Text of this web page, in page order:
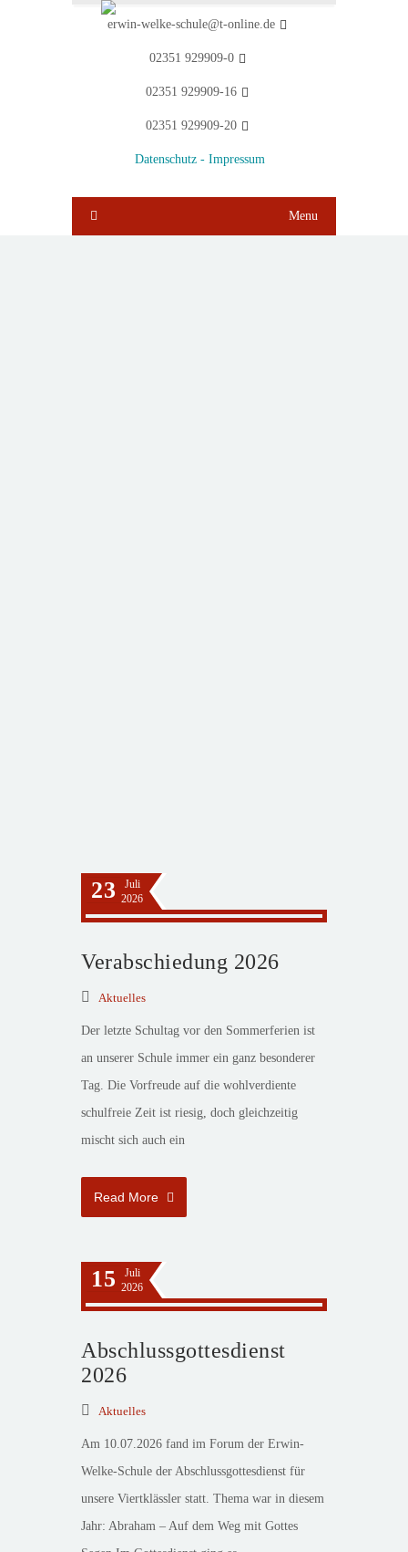
erwin-welke-schule@t-online.de
02351 929909-0
02351 929909-16
02351 929909-20
Datenschutz - Impressum
Menu
23
Juli
2026
Verabschiedung 2026
Aktuelles
Der letzte Schultag vor den Sommerferien ist
an unserer Schule immer ein ganz besonderer
Tag. Die Vorfreude auf die wohlverdiente
schulfreie Zeit ist riesig, doch gleichzeitig
mischt sich auch ein
Read More
15
Juli
2026
Abschlussgottesdienst
2026
Aktuelles
Am 10.07.2026 fand im Forum der Erwin-
Welke-Schule der Abschlussgottesdienst für
unsere Viertklässler statt. Thema war in diesem
Jahr: Abraham – Auf dem Weg mit Gottes